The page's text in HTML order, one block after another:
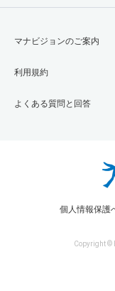
マナビジョンのご案内
利用規約
よくある質問と回答
個人情報保護
Copyright ©